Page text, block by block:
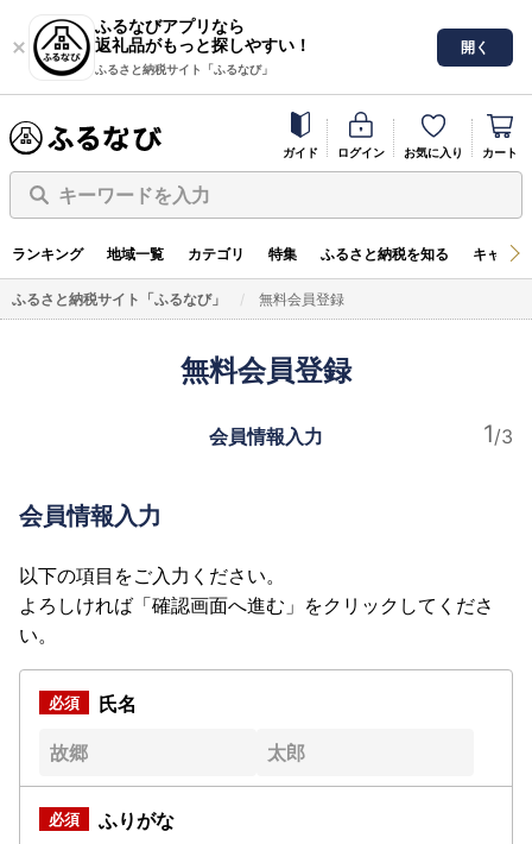
ふるなびアプリなら
返礼品がもっと探しやすい！
ふるさと納税サイト「ふるなび」
開く
ガイド ログイン お気に入り カート
キーワードを入力
ランキング 地域一覧 カテゴリ 特集 ふるさと納税を知る キャン
ふるさと納税サイト「ふるなび」 無料会員登録
無料会員登録
会員情報入力
会員情報入力
以下の項目をご入力ください。
よろしければ「確認画面へ進む」をクリックしてくださ
い。
氏名
ふりがな